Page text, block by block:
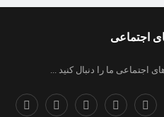
اجتماعی
اجتماعی ما را دنبال کنید ...